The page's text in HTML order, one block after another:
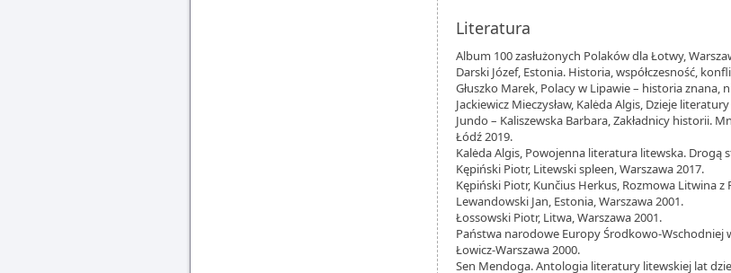
Literatura
Album 100 zasłużonych Polaków dla Łotwy,
Darski Józef, Estonia. Historia, współczesność,
Głuszko Marek, Polacy w Lipawie – historia znana,
Jackiewicz Mieczysław, Kalėda Algis, Dzieje
Jundo – Kaliszewska Barbara, Zakładnicy historii.
Łódź 2019.
Kalėda Algis, Powojenna literatura litewska. Drogą
Kępiński Piotr, Litewski spleen, Warszawa 2017.
Kępiński Piotr, Kunčius Herkus, Rozmowa Litwina z
Lewandowski Jan, Estonia, Warszawa 2001.
Łossowski Piotr, Litwa, Warszawa 2001.
Państwa narodowe Europy Środkowo-Wschodniej
Łowicz-Warszawa 2000.
Sen Mendoga. Antologia literatury litewskiej lat